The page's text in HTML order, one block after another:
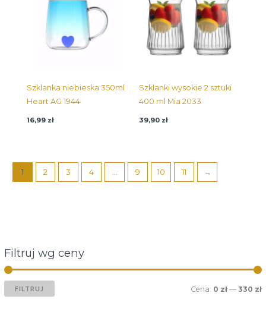
Filtruj wg ceny
FILTRUJ Cena: 0 zł — 330 zł
Szklanka niebieska 350ml
Heart AG 1944
16,99 zł
Szklanki wysokie 2 sztuki
400 ml Mia 2033
39,90 zł
1 2 3 4 9 10 11 →